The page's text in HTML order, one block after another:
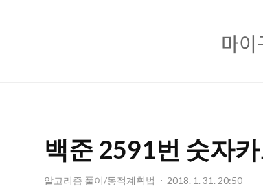
마
백준 2591번 숫자
알고리즘 풀이/동적계획법 2018. 1. 31. 20:50